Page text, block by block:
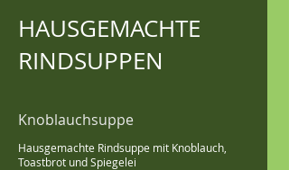
HAUSGEMACHTE
RINDSUPPEN
Knoblauchsuppe
Hausgemachte Rindsuppe mit Knoblauch,
Toastbrot und Spiegelei